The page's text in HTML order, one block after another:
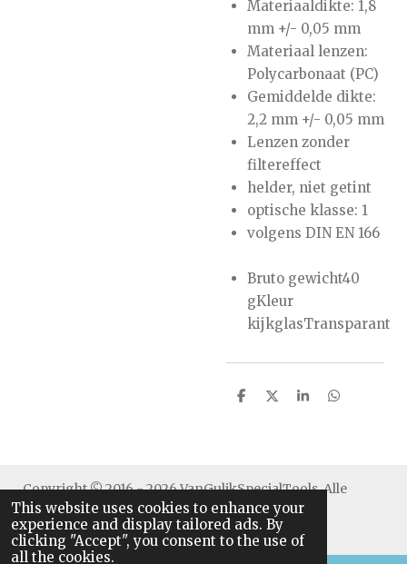
This website uses cookies to enhance your
experience and display tailored ads. By
clicking "Accept", you consent to the use of
all the cookies.
Materiaaldikte: 1,8
mm +/- 0,05 mm
Materiaal lenzen:
Polycarbonaat (PC)
Gemiddelde dikte:
2,2 mm +/- 0,05 mm
Lenzen zonder
filtereffect
helder, niet getint
optische klasse: 1
volgens DIN EN 166
Bruto gewicht40
gKleur
kijkglasTransparant
S
S
S
S
Copyright © 2016 - 2026 VanGulikSpecialTools. Alle
rechten voorbehouden.